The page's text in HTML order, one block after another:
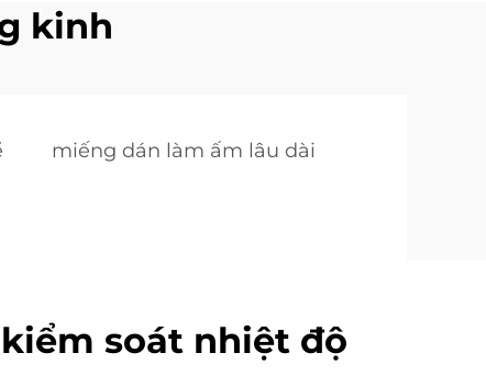
kinh
miếng dán làm ấm lâu dài
soát nhiệt độ